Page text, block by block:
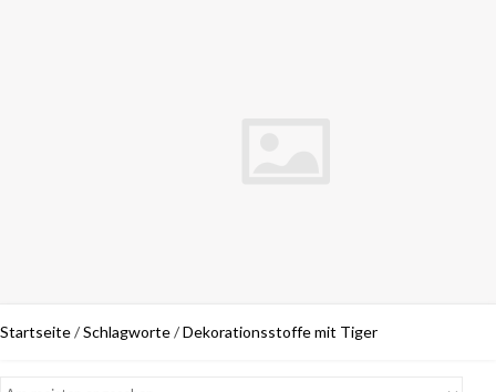
Startseite/Schlagworte/Dekorationsstoffe mit Tiger